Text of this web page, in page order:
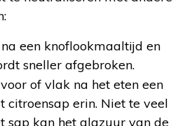
een knoflookmaaltijd en
sneller afgebroken.
of vlak na het eten een
erin. Niet te veel
sap kan het glazuur van de